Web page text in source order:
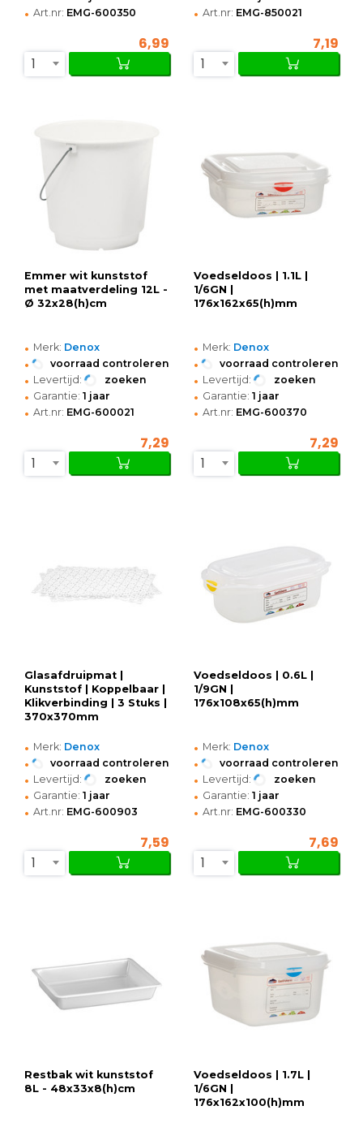
• Art.nr: EMG-600350
6,99
1
• Art.nr: EMG-850021
7,19
1
Emmer wit kunststof
met maatverdeling 12L -
Ø 32x28(h)cm
• Merk: Denox
• voorraad controleren
• Levertijd: zoeken
• Garantie: 1 jaar
• Art.nr: EMG-600021
7,29
1
Voedseldoos | 1.1L |
1/6GN |
176x162x65(h)mm
• Merk: Denox
• voorraad controleren
• Levertijd: zoeken
• Garantie: 1 jaar
• Art.nr: EMG-600370
7,29
1
Glasafdruipmat |
Kunststof | Koppelbaar |
Klikverbinding | 3 Stuks |
370x370mm
• Merk: Denox
• voorraad controleren
• Levertijd: zoeken
• Garantie: 1 jaar
• Art.nr: EMG-600903
7,59
1
Voedseldoos | 0.6L |
1/9GN |
176x108x65(h)mm
• Merk: Denox
• voorraad controleren
• Levertijd: zoeken
• Garantie: 1 jaar
• Art.nr: EMG-600330
7,69
1
Restbak wit kunststof
8L - 48x33x8(h)cm
Voedseldoos | 1.7L |
1/6GN |
176x162x100(h)mm